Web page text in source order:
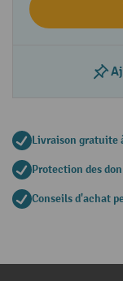
Livraison gratuite
Protection des
Conseils d'achat